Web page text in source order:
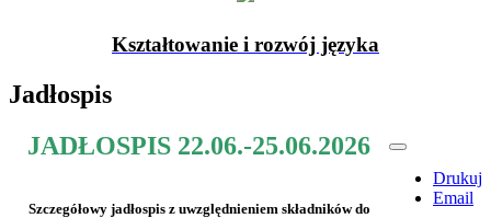
Kształtowanie i rozwój języka
Jadłospis
Drukuj
Email
JADŁOSPIS 22.06.-25.06.2026
Szczegółowy jadłospis z uwzględnieniem składników do